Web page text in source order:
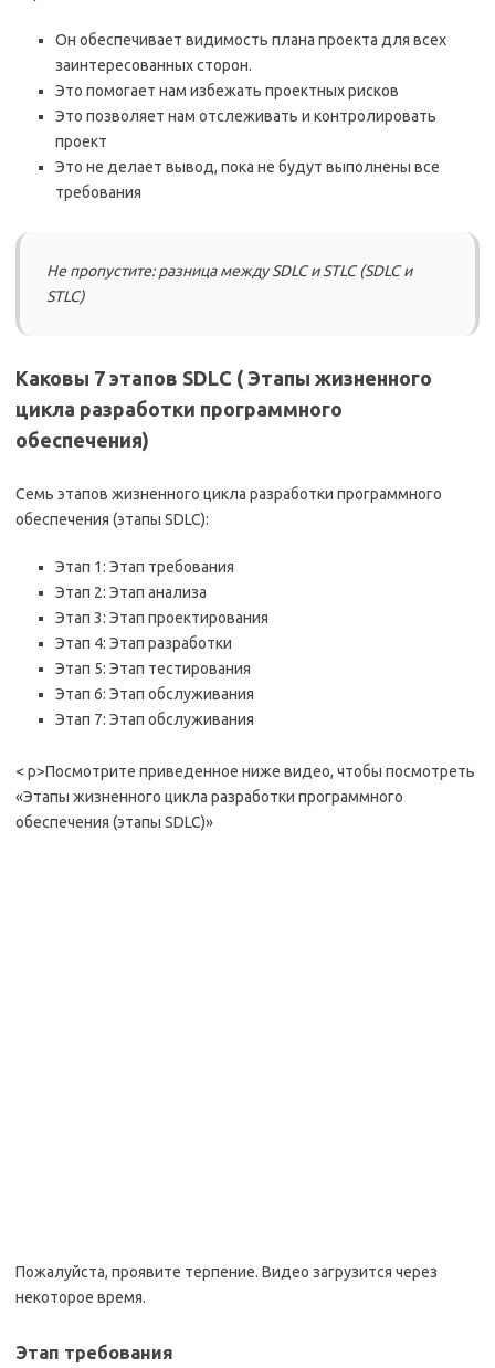
Он обеспечивает видимость плана проекта для всех
заинтересованных сторон.
Это помогает нам избежать проектных рисков
Это позволяет нам отслеживать и контролировать
проект
Это не делает вывод, пока не будут выполнены все
требования
Не пропустите: разница между SDLC и STLC (SDLC и
STLC)
Каковы 7 этапов SDLC ( Этапы жизненного
цикла разработки программного
обеспечения)
Семь этапов жизненного цикла разработки программного
обеспечения (этапы SDLC):
Этап 1: Этап требования
Этап 2: Этап анализа
Этап 3: Этап проектирования
Этап 4: Этап разработки
Этап 5: Этап тестирования
Этап 6: Этап обслуживания
Этап 7: Этап обслуживания
< p>Посмотрите приведенное ниже видео, чтобы посмотреть
«Этапы жизненного цикла разработки программного
обеспечения (этапы SDLC)»
Пожалуйста, проявите терпение. Видео загрузится через
некоторое время.
Этап требования